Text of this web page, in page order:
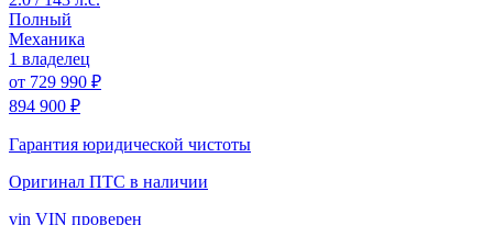
Полный
Механика
1 владелец
от 729 990 ₽
894 900 ₽
Гарантия юридической чистоты
Оригинал ПТС в наличии
vin VIN проверен